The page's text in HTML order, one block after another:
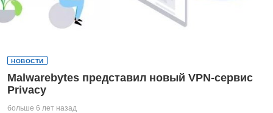
НОВОСТИ
Malwarebytes представил новый VPN-сервис
Privacy
больше 6 лет назад